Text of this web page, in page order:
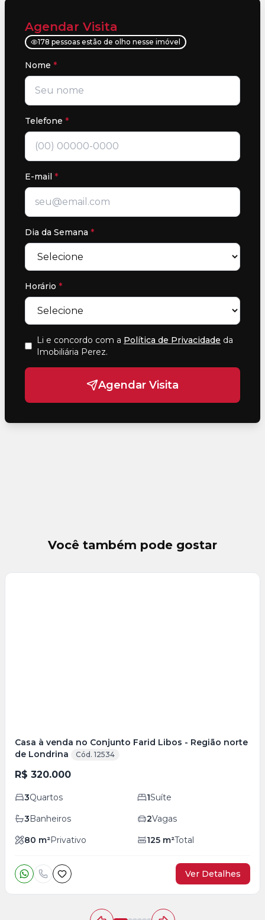
Agendar Visita
178 pessoas estão de olho nesse imóvel
Nome *
Telefone *
E-mail *
Dia da Semana *
Horário *
Li e concordo com a Política de Privacidade da
Imobiliária Perez.
Agendar Visita
Você também pode gostar
Casa à venda no Conjunto Farid Libos - Região norte
de Londrina
Cód. 12534
R$ 320.000
3Quartos 1Suíte
3Banheiros 2Vagas
80 m²Privativo 125 m²Total
Ver Detalhes